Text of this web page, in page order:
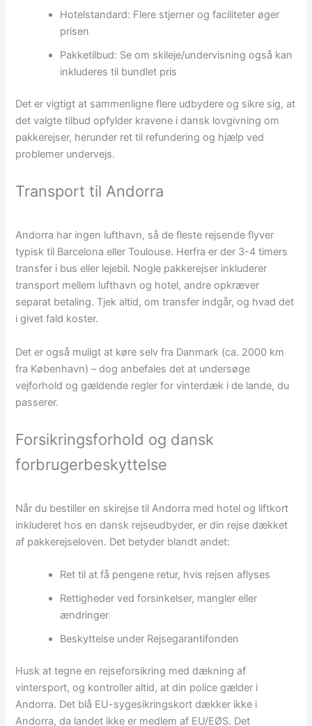
Hotelstandard: Flere stjerner og faciliteter øger
prisen
Pakketilbud: Se om skileje/undervisning også kan
inkluderes til bundlet pris
Det er vigtigt at sammenligne flere udbydere og sikre sig, at
det valgte tilbud opfylder kravene i dansk lovgivning om
pakkerejser, herunder ret til refundering og hjælp ved
problemer undervejs.
Transport til Andorra
Andorra har ingen lufthavn, så de fleste rejsende flyver
typisk til Barcelona eller Toulouse. Herfra er der 3-4 timers
transfer i bus eller lejebil. Nogle pakkerejser inkluderer
transport mellem lufthavn og hotel, andre opkræver
separat betaling. Tjek altid, om transfer indgår, og hvad det
i givet fald koster.
Det er også muligt at køre selv fra Danmark (ca. 2000 km
fra København) – dog anbefales det at undersøge
vejforhold og gældende regler for vinterdæk i de lande, du
passerer.
Forsikringsforhold og dansk
forbrugerbeskyttelse
Når du bestiller en skirejse til Andorra med hotel og liftkort
inkluderet hos en dansk rejseudbyder, er din rejse dækket
af pakkerejseloven. Det betyder blandt andet:
Ret til at få pengene retur, hvis rejsen aflyses
Rettigheder ved forsinkelser, mangler eller
ændringer
Beskyttelse under Rejsegarantifonden
Husk at tegne en rejseforsikring med dækning af
vintersport, og kontroller altid, at din police gælder i
Andorra. Det blå EU-sygesikringskort dækker ikke i
Andorra, da landet ikke er medlem af EU/EØS. Det